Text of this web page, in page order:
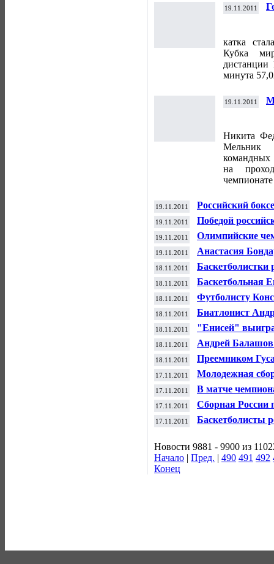
19.11.2011
катка
Кубка
дистанции
минута
19.11.2011
Никита
Мельник
командных
на
19.11.2011
Российский
19.11.2011
Победой
встреча
19.11.2011
Олимпийские
Канады
19.11.2011
Анастасия
18.11.2011
Евролиге у
18.11.2011 Баскетбольная
18.11.2011
Футболисту
"Гражданина
18.11.2011
Биатлонист
отборочного
18.11.2011
"Енисей"
чемпионата
18.11.2011
Андрей Балашов
директора
18.11.2011
Преемником
Турции по
17.11.2011
Молодежная
канадцам
17.11.2011 В матче
17.11.2011
Сборная России
на чемпионате
17.11.2011
Баскетболисты
Новости 9881 - 9900 из
Начало | Пред. | 490 491 492
Конец